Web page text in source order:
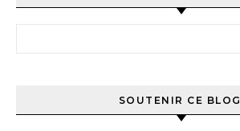
SOUTENIR CE BLOG